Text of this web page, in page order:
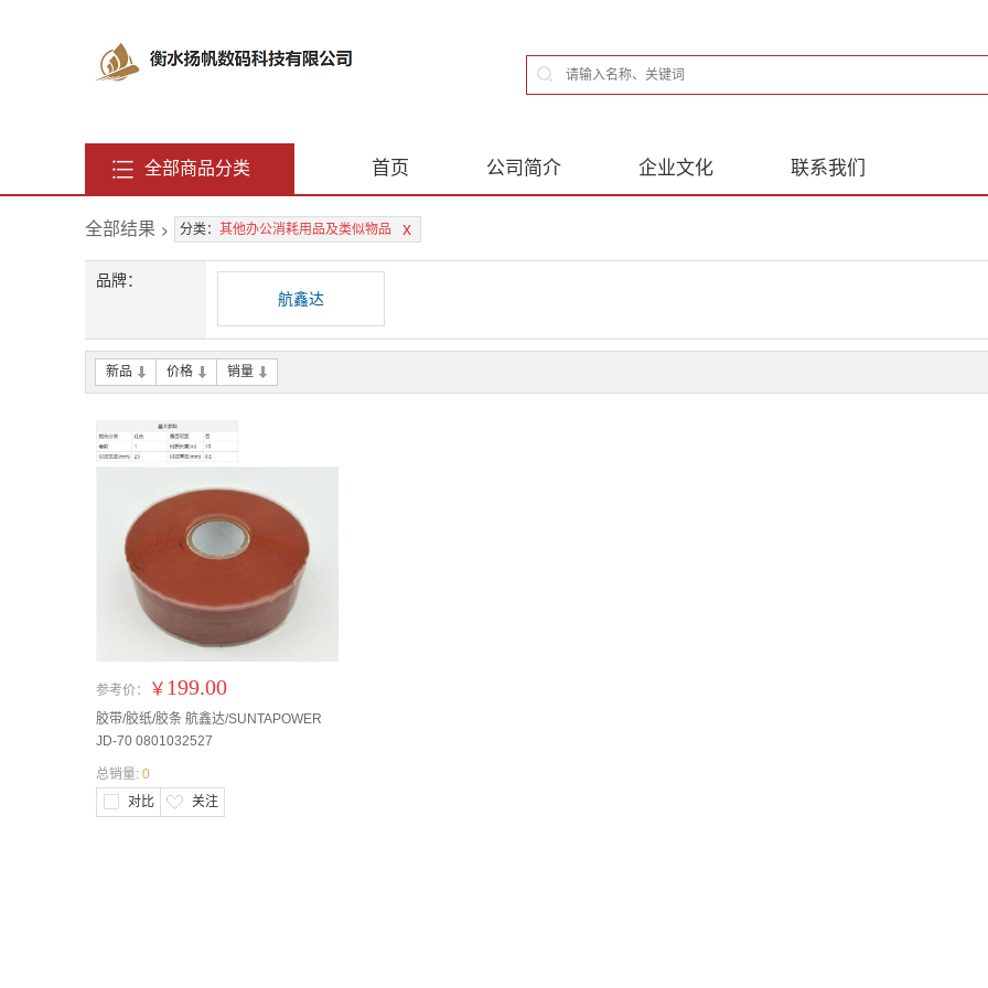
首页 公司简介 企业文化 联系我们
全部商品分类
全部结果 > 分类： 其他办公消耗用品及类似物品 x
品牌：
航鑫达
新品 价格 销量
参考价： ￥ 199.00
胶带/胶纸/胶条 航鑫达/SUNTAPOWER
JD-70 0801032527
总销量: 0
对比
关注